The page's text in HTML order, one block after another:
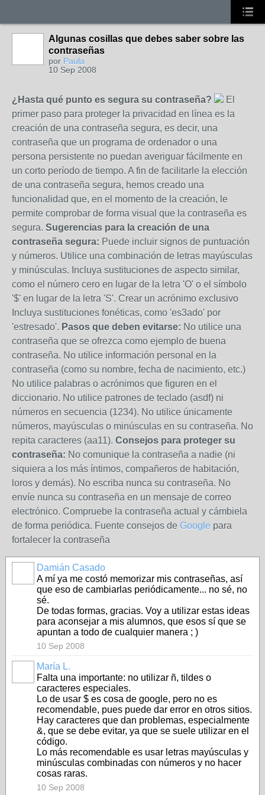
Algunas cosillas que debes saber sobre las
contraseñas
por Paula
10 Sep 2008
¿Hasta qué punto es segura su contraseña?
El
primer paso para proteger la privacidad en línea es la
creación de una contraseña segura, es decir, una
contraseña que un programa de ordenador o una
persona persistente no puedan averiguar fácilmente en
un corto período de tiempo. A fin de facilitarle la elección
de una contraseña segura, hemos creado una
funcionalidad que, en el momento de la creación, le
permite comprobar de forma visual que la contraseña es
segura. Sugerencias para la creación de una
contraseña segura: Puede incluir signos de puntuación
y números. Utilice una combinación de letras mayúsculas
y minúsculas. Incluya sustituciones de aspecto similar,
como el número cero en lugar de la letra 'O' o el símbolo
'$' en lugar de la letra 'S'. Crear un acrónimo exclusivo
Incluya sustituciones fonéticas, como 'es3ado' por
'estresado'. Pasos que deben evitarse: No utilice una
contraseña que se ofrezca como ejemplo de buena
contraseña. No utilice información personal en la
contraseña (como su nombre, fecha de nacimiento, etc.)
No utilice palabras o acrónimos que figuren en el
diccionario. No utilice patrones de teclado (asdf) ni
números en secuencia (1234). No utilice únicamente
números, mayúsculas o minúsculas en su contraseña. No
repita caracteres (aa11). Consejos para proteger su
contraseña: No comunique la contraseña a nadie (ni
siquiera a los más íntimos, compañeros de habitación,
loros y demás). No escriba nunca su contraseña. No
envíe nunca su contraseña en un mensaje de correo
electrónico. Compruebe la contraseña actual y cámbiela
de forma periódica. Fuente consejos de Google para
fortalecer la contraseña
Damián Casado
A mí ya me costó memorizar mis contraseñas, así
que eso de cambiarlas periódicamente... no sé, no
sé.
De todas formas, gracias. Voy a utilizar estas ideas
para aconsejar a mis alumnos, que esos sí que se
apuntan a todo de cualquier manera ; )
10 Sep 2008
María L.
Falta una importante: no utilizar ñ, tildes o
caracteres especiales.
Lo de usar $ es cosa de google, pero no es
recomendable, pues puede dar error en otros sitios.
Hay caracteres que dan problemas, especialmente
&, que se debe evitar, ya que se suele utilizar en el
código.
Lo más recomendable es usar letras mayúsculas y
minúsculas combinadas con números y no hacer
cosas raras.
10 Sep 2008